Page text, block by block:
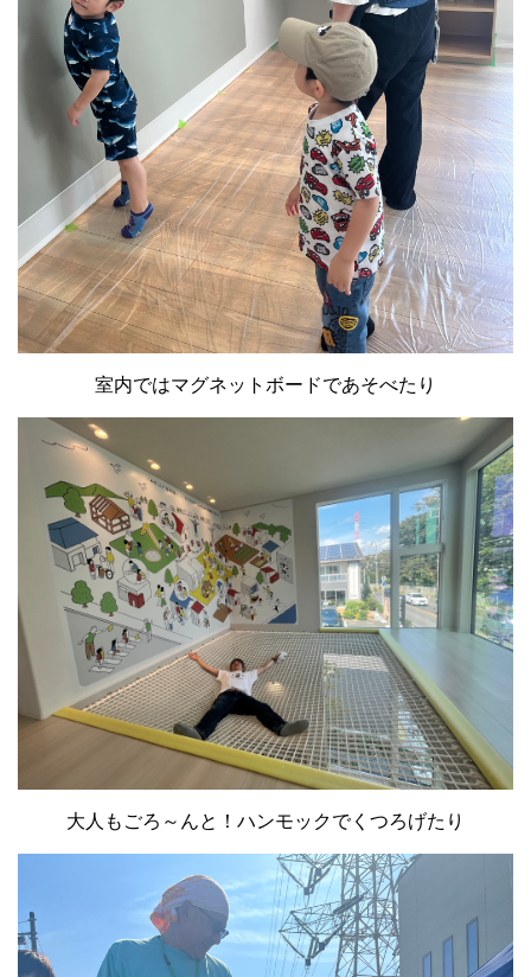
室内ではマグネットボードであそべたり
大人もごろ～んと！ハンモックでくつろげたり